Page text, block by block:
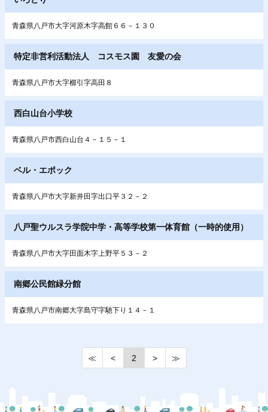
青森県八戸市大字河原木字高館６６－１３０
特定非営利活動法人 コスモス園 友愛の会
青森県八戸市大字櫛引字高田８
西白山台小学校
青森県八戸市西白山台４－１５－１
ベル・エポック
青森県八戸市大字新井田字出口平３２－２
八戸聖ウルスラ学院中学・高等学校第一体育館（一時的使用）
青森県八戸市大字田面木字上野平５３－２
南郷公民館緑分館
青森県八戸市南郷大字島守字馳下り１４－１
≪ < 2 > ≫